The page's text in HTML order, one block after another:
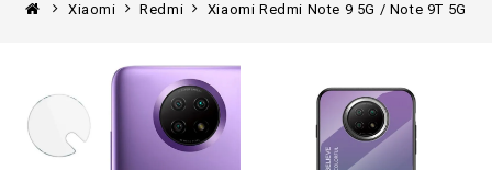
Xiaomi Redmi Xiaomi Redmi Note 9 5G / Note 9T 5G